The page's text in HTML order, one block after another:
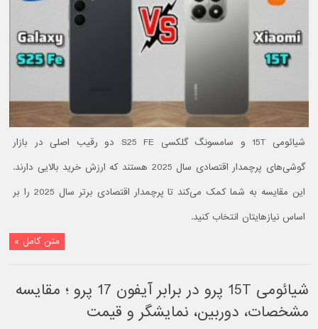
شیائومی 15T و سامسونگ گلکسی S25 FE دو رقیب اصلی در بازار
گوشی‌های پرچمدار اقتصادی سال 2025 هستند که ارزش خرید بالایی دارند.
این مقایسه به شما کمک می‌کند تا پرچمدار اقتصادی برتر سال 2025 را بر
اساس نیازهایتان انتخاب کنید.
متن کامل »
شیائومی 15T پرو در برابر آیفون 17 پرو ؛ مقایسه
مشخصات، دوربین، نمایشگر و قیمت